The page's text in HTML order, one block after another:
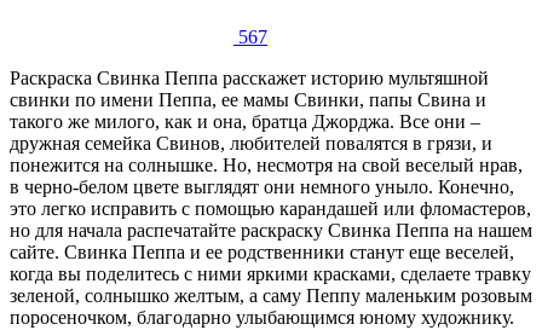
567
Раскраска Свинка Пеппа расскажет историю мультяшной
свинки по имени Пеппа, ее мамы Свинки, папы Свина и
такого же милого, как и она, братца Джорджа. Все они –
дружная семейка Свинов, любителей повалятся в грязи, и
понежится на солнышке. Но, несмотря на свой веселый нрав,
в черно-белом цвете выглядят они немного уныло. Конечно,
это легко исправить с помощью карандашей или фломастеров,
но для начала распечатайте раскраску Свинка Пеппа на нашем
сайте. Свинка Пеппа и ее родственники станут еще веселей,
когда вы поделитесь с ними яркими красками, сделаете травку
зеленой, солнышко желтым, а саму Пеппу маленьким розовым
поросеночком, благодарно улыбающимся юному художнику.